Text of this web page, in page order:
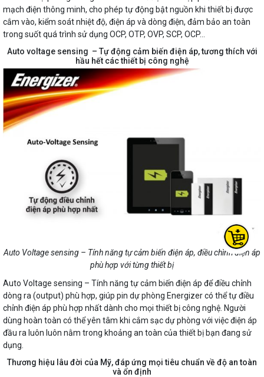
mạch điện thông minh, cho phép tự động bật nguồn khi thiết bị được
cắm vào, kiểm soát nhiệt độ, điện áp và dòng điện, đảm bảo an toàn
trong suốt quá trình sử dụng OCP, OTP, OVP, SCP, OCP…
Auto voltage sensing – Tự động cảm biến điện áp, tương thích với
hầu hết các thiết bị công nghệ
Auto Voltage sensing – Tính năng tự cảm biến điện áp, điều chình điện áp
phù hợp với từng thiết bị
Auto Voltage sensing – Tính năng tự cảm biến điện áp để điều chỉnh
dòng ra (output) phù hợp, giúp pin dự phòng Energizer có thể tự điều
chỉnh điện áp phù hợp nhất dành cho mọi thiết bị công nghệ. Người
dùng hoàn toàn có thể yên tâm khi cắm sạc dự phòng với việc điện áp
đầu ra luôn luôn nằm trong khoảng an toàn của thiết bị bạn đang sử
dụng.
Thương hiệu lâu đời của Mỹ, đáp ứng mọi tiêu chuẩn về độ an toàn
và ổn định